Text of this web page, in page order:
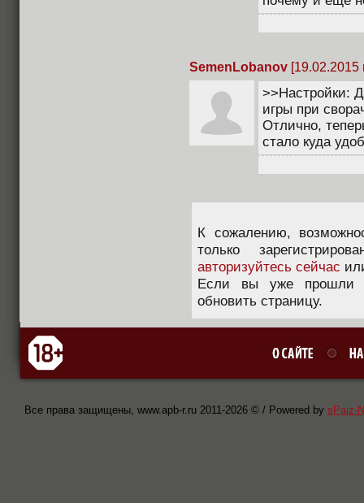
SemenLobanov [19.02.2015
>>Настройки:
игры при
Отлично,
стало куда
К сожалению,
только
авторизуйтесь сейчас
Если вы уже прошли
обновить страницу.
Все права защищены, www.apb-r.ru 2011-2026 © / Powered by sPaiz-